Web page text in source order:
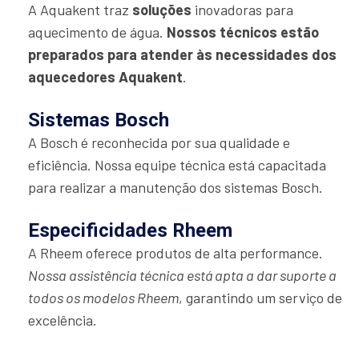
A Aquakent traz soluções inovadoras para
aquecimento de água. Nossos técnicos estão
preparados para atender às necessidades dos
aquecedores Aquakent.
Sistemas Bosch
A Bosch é reconhecida por sua qualidade e
eficiência. Nossa equipe técnica está capacitada
para realizar a manutenção dos sistemas Bosch.
Especificidades Rheem
A Rheem oferece produtos de alta performance.
Nossa assistência técnica está apta a dar suporte a
todos os modelos Rheem, garantindo um serviço de
excelência.